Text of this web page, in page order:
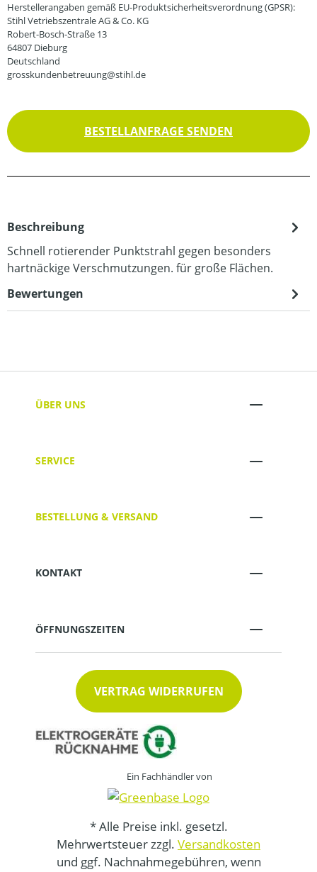
Herstellerangaben gemäß EU-Produktsicherheitsverordnung (GPSR):
Stihl Vetriebszentrale AG & Co. KG
Robert-Bosch-Straße 13
64807 Dieburg
Deutschland
grosskundenbetreuung@stihl.de
BESTELLANFRAGE SENDEN
Beschreibung
Schnell rotierender Punktstrahl gegen besonders
hartnäckige Verschmutzungen. für große Flächen.
Bewertungen
ÜBER UNS
SERVICE
BESTELLUNG & VERSAND
KONTAKT
ÖFFNUNGSZEITEN
VERTRAG WIDERRUFEN
Ein Fachhändler von
* Alle Preise inkl. gesetzl.
Mehrwertsteuer zzgl. Versandkosten
und ggf. Nachnahmegebühren, wenn